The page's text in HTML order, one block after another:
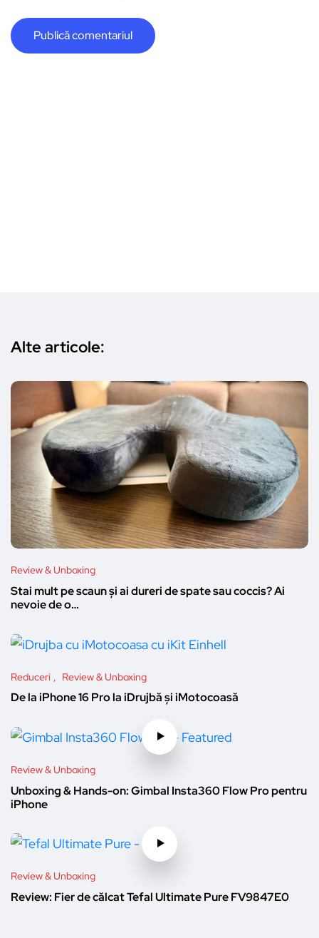
Alte articole:
Review & Unboxing
Stai mult pe scaun și ai dureri de spate sau coccis? Ai
nevoie de o…
Reduceri Review & Unboxing
De la iPhone 16 Pro la iDrujbă și iMotocoasă
Review & Unboxing
Unboxing & Hands-on: Gimbal Insta360 Flow Pro pentru
iPhone
Review & Unboxing
Review: Fier de călcat Tefal Ultimate Pure FV9847E0